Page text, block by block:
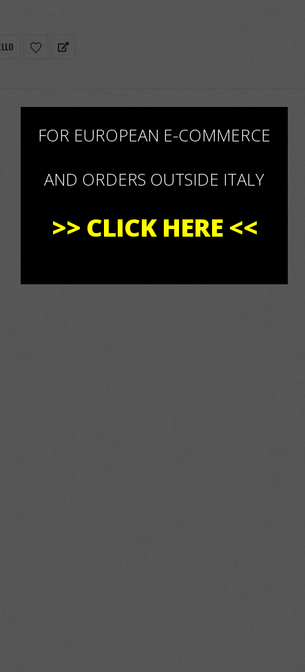
FOR EUROPEAN E-COMMERCE
AND ORDERS OUTSIDE ITALY
>> CLICK HERE<<